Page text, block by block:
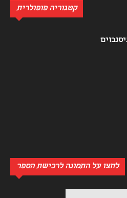
קטגוריה פופולרית
לחצו על התמונה לרכישת הספר